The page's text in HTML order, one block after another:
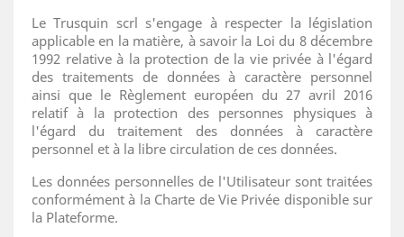
Le Trusquin scrl s'engage à respecter la législation
applicable en la matière, à savoir la Loi du 8 décembre
1992 relative à la protection de la vie privée à l'égard
des traitements de données à caractère personnel
ainsi que le Règlement européen du 27 avril 2016
relatif à la protection des personnes physiques à
l'égard du traitement des données à caractère
personnel et à la libre circulation de ces données.
Les données personnelles de l'Utilisateur sont traitées
conformément à la Charte de Vie Privée disponible sur
la Plateforme.